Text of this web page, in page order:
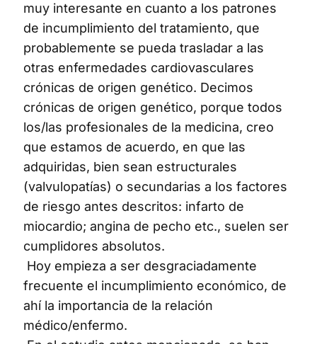
muy interesante en cuanto a los patrones
de incumplimiento del tratamiento, que
probablemente se pueda trasladar a las
otras enfermedades cardiovasculares
crónicas de origen genético. Decimos
crónicas de origen genético, porque todos
los/las profesionales de la medicina, creo
que estamos de acuerdo, en que las
adquiridas, bien sean estructurales
(valvulopatías) o secundarias a los factores
de riesgo antes descritos: infarto de
miocardio; angina de pecho etc., suelen ser
cumplidores absolutos.
Hoy empieza a ser desgraciadamente
frecuente el incumplimiento económico, de
ahí la importancia de la relación
médico/enfermo.